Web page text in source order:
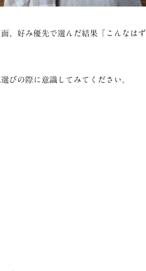
、好み優先で選んだ結果「こんなはず
びの際に意識してみてください。